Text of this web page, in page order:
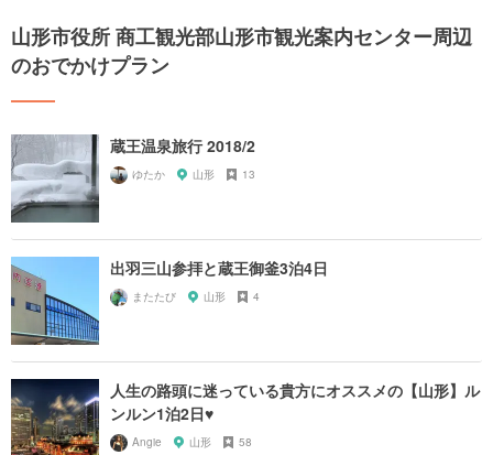
山形市役所 商工観光部山形市観光案内センター周辺
のおでかけプラン
蔵王温泉旅行 2018/2
ゆたか 山形 13
出羽三山参拝と蔵王御釜3泊4日
またたび 山形 4
人生の路頭に迷っている貴方にオススメの【山形】ル
ンルン1泊2日♥︎
Angie 山形 58